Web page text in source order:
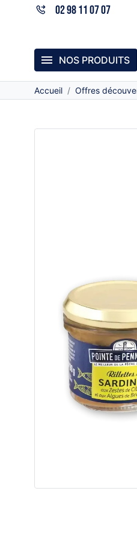
02 98 11 07 07
 NOS PRODUITS
Accueil Offres